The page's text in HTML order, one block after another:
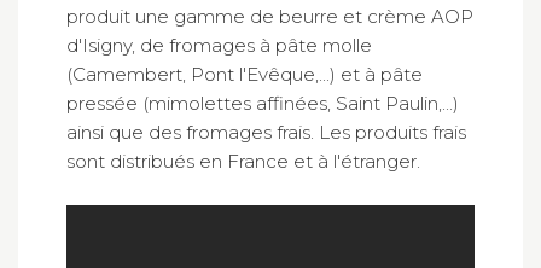
produit une gamme de beurre et crème AOP
d'Isigny, de fromages à pâte molle
(Camembert, Pont l'Evêque,...) et à pâte
pressée (mimolettes affinées, Saint Paulin,...)
ainsi que des fromages frais. Les produits frais
sont distribués en France et à l'étranger.